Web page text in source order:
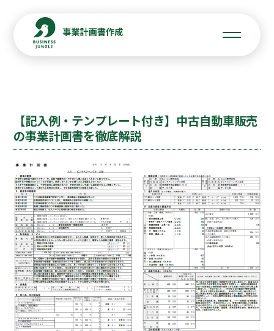
【記入例・テンプレート付き】中古自動車販売
の事業計画書を徹底解説